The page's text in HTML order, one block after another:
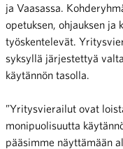
ja Vaasassa.
opetuksen, ohjauksen ja
työskentelevät.
syksyllä järjestettyä
käytännön tasolla.
”Yritysvierailut ovat
monipuolisuutta
pääsimme näyttämään